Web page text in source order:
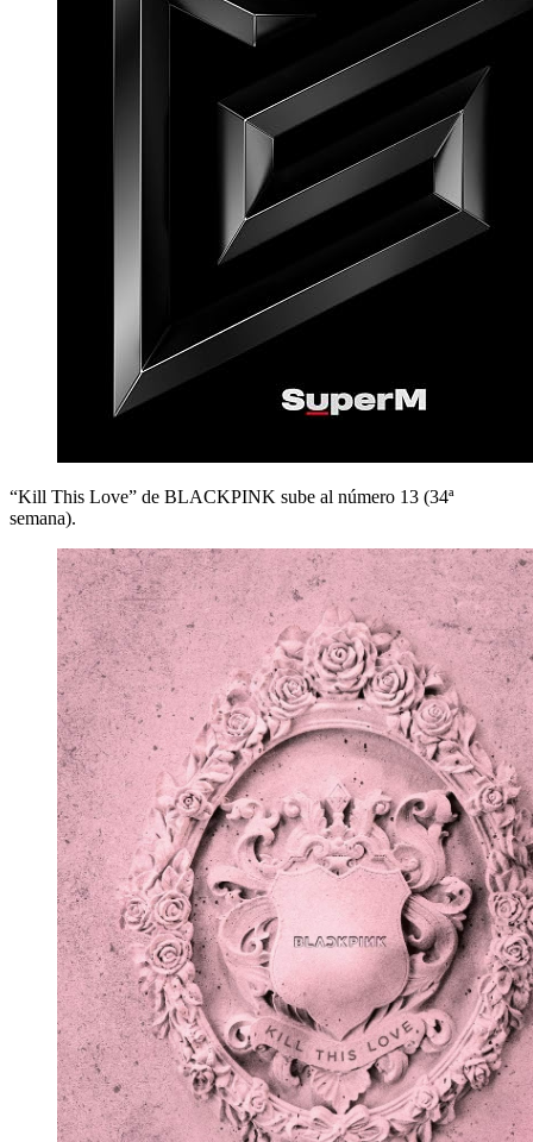
“Kill This Love” de BLACKPINK sube al número 13 (34ª
semana).